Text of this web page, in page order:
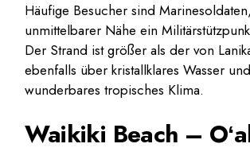
Häufige Besucher sind
unmittelbarer Nähe ein
Der Strand ist größer als der von
ebenfalls über kristallklares Wasser
wunderbares tropisches Klima.
Waikiki Beach –